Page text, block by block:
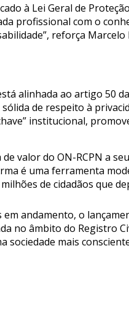
à Lei Geral de
profissional com o
reforça Marcelo
alinhada ao artigo 50
de respeito à
institucional,
valor do ON-RCPN a
é uma ferramenta
de cidadãos que
andamento, o
no âmbito do Registro
sociedade mais